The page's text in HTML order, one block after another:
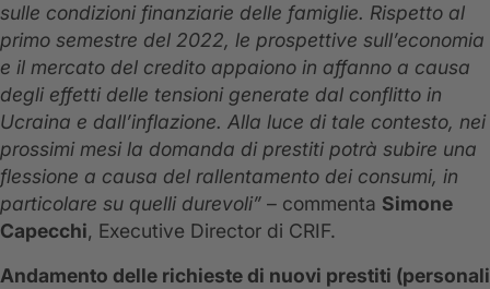
sulle condizioni finanziarie delle famiglie. Rispetto al
primo semestre del 2022, le prospettive sull’economia
e il mercato del credito appaiono in affanno a causa
degli effetti delle tensioni generate dal conflitto in
Ucraina e dall’inflazione. Alla luce di tale contesto, nei
prossimi mesi la domanda di prestiti potrà subire una
flessione a causa del rallentamento dei consumi, in
particolare su quelli durevoli” – commenta Simone
Capecchi, Executive Director di CRIF.
Andamento delle richieste di nuovi prestiti (personali